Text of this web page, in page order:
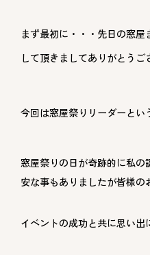
まず最初に・・・先日の窓
して頂きましてありがとうご
今回は窓屋祭りリーダーと
窓屋祭りの日が奇跡的に私
安な事もありましたが皆様
イベントの成功と共に思い